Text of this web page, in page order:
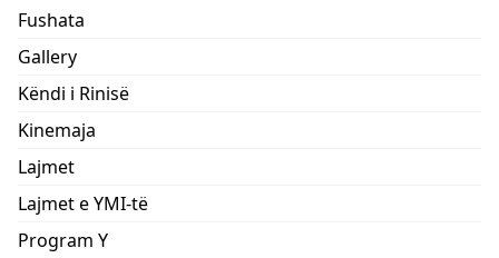
Fushata
Gallery
Këndi i Rinisë
Kinemaja
Lajmet
Lajmet e YMI-të
Program Y